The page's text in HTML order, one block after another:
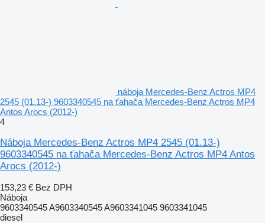
náboja Mercedes-Benz Actros MP4
2545 (01.13-) 9603340545 na ťahača Mercedes-Benz Actros MP4
Antos Arocs (2012-)
4
Náboja Mercedes-Benz Actros MP4 2545 (01.13-)
9603340545 na ťahača Mercedes-Benz Actros MP4 Antos
Arocs (2012-)
153,23 € Bez DPH
Náboja
9603340545 A9603340545 A9603341045 9603341045
diesel